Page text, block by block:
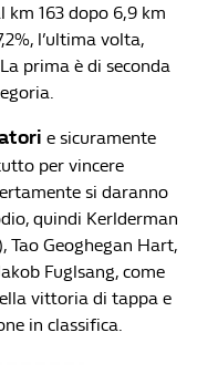
km 163 dopo 6,9 km
l’ultima volta,
prima è di seconda
e sicuramente
per vincere
si daranno
quindi Kerlderman
Tao Geoghegan Hart,
Fuglsang, come
vittoria di tappa e
in classifica.